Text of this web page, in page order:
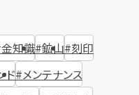
金知識 鉱山 刻印
ド メンテナンス